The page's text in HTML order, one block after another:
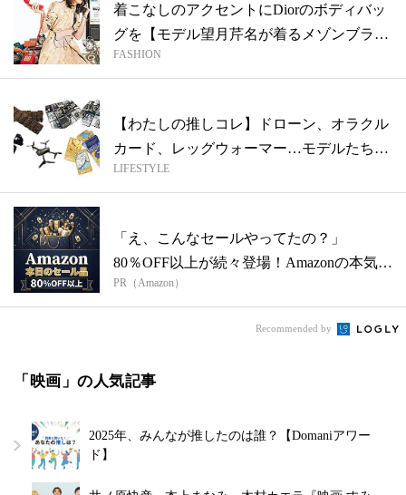
着こなしのアクセントにDiorのボディバッ
グを【モデル望月芹名が着るメゾンブラ
ン...
FASHION
【わたしの推しコレ】ドローン、オラクル
カード、レッグウォーマー…モデルたちが
今ハ...
LIFESTYLE
「え、こんなセールやってたの？」
80％OFF以上が続々登場！Amazonの本気
が...
PR（Amazon）
Recommended by
「映画」の人気記事
2025年、みんなが推したのは誰？【Domaniアワー
ド】